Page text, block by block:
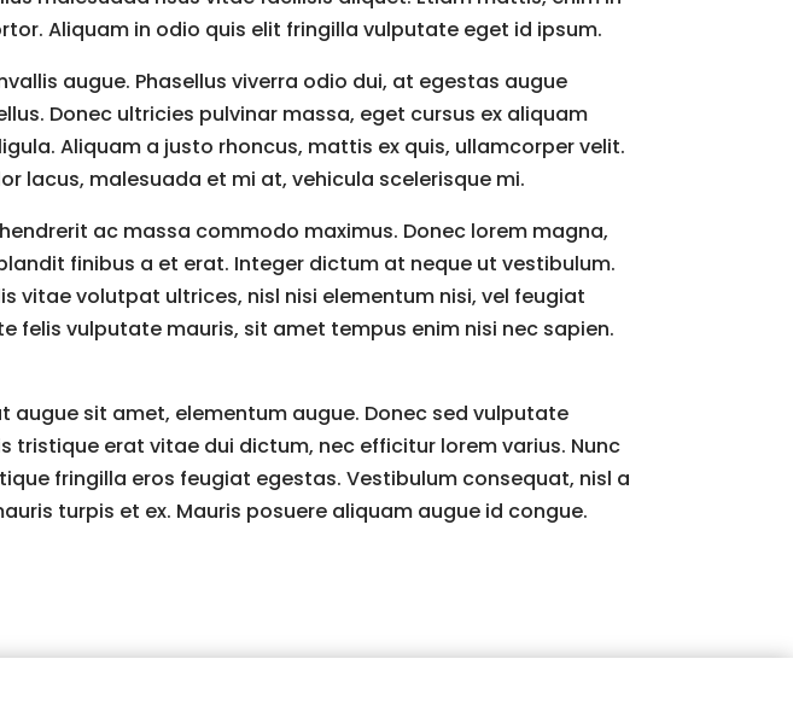
Aliquam in odio quis elit fringilla vulputate eget id ipsum.
augue. Phasellus viverra odio dui, at egestas augue
Donec ultricies pulvinar massa, eget cursus ex aliquam
Aliquam a justo rhoncus, mattis ex quis, ullamcorper velit.
lacus, malesuada et mi at, vehicula scelerisque mi.
ac massa commodo maximus. Donec lorem magna,
finibus a et erat. Integer dictum at neque ut vestibulum.
vitae volutpat ultrices, nisl nisi elementum nisi, vel feugiat
felis vulputate mauris, sit amet tempus enim nisi nec sapien.
sit amet, elementum augue. Donec sed vulputate
tristique erat vitae dui dictum, nec efficitur lorem varius. Nunc
fringilla eros feugiat egestas. Vestibulum consequat, nisl a
turpis et ex. Mauris posuere aliquam augue id congue.